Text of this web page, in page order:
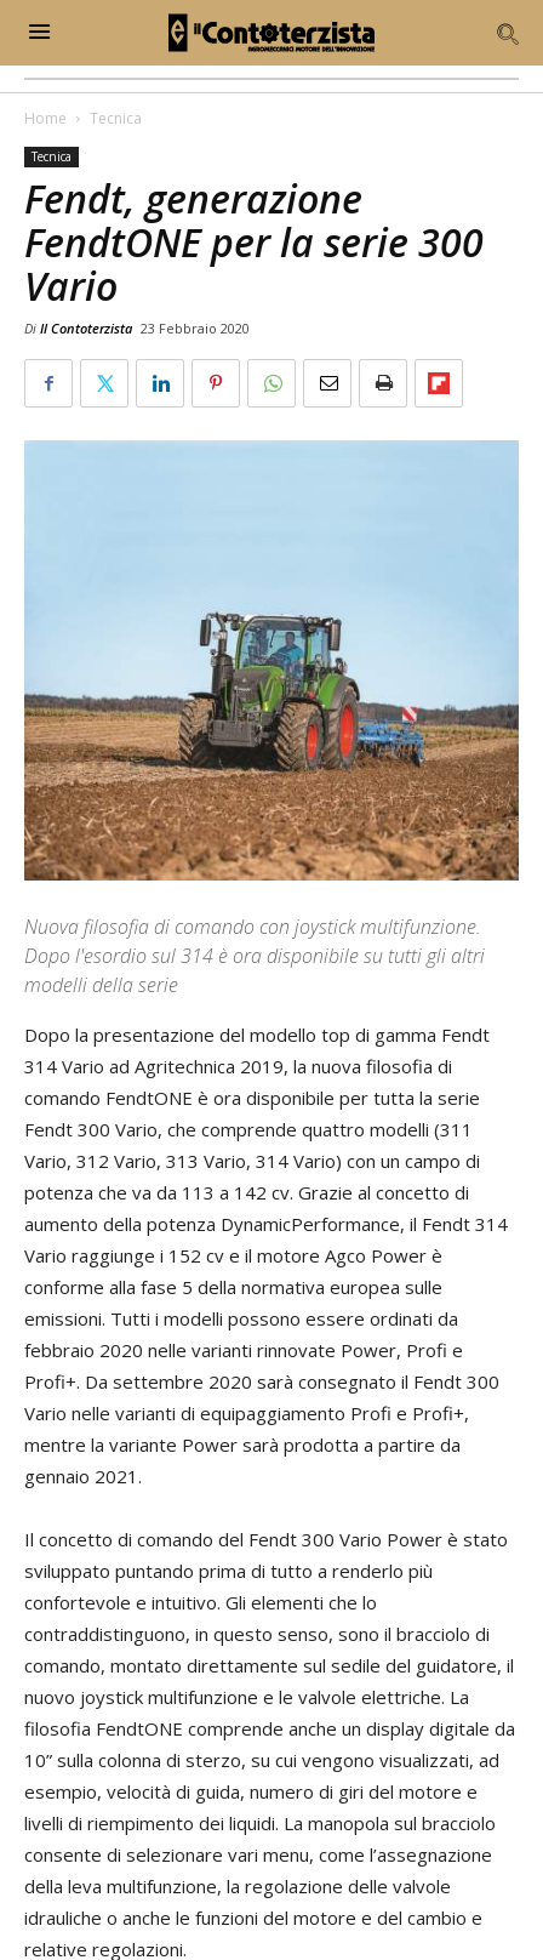
Home Tecnica
Tecnica
Fendt, generazione
FendtONE per la serie 300
Vario
Di Il Contoterzista 23 Febbraio 2020
Nuova filosofia di comando con joystick multifunzione.
Dopo l'esordio sul 314 è ora disponibile su tutti gli altri
modelli della serie
Dopo la presentazione del modello top di gamma Fendt
314 Vario ad Agritechnica 2019, la nuova filosofia di
comando FendtONE è ora disponibile per tutta la serie
Fendt 300 Vario, che comprende quattro modelli (311
Vario, 312 Vario, 313 Vario, 314 Vario) con un campo di
potenza che va da 113 a 142 cv. Grazie al concetto di
aumento della potenza DynamicPerformance, il Fendt 314
Vario raggiunge i 152 cv e il motore Agco Power è
conforme alla fase 5 della normativa europea sulle
emissioni. Tutti i modelli possono essere ordinati da
febbraio 2020 nelle varianti rinnovate Power, Profi e
Profi+. Da settembre 2020 sarà consegnato il Fendt 300
Vario nelle varianti di equipaggiamento Profi e Profi+,
mentre la variante Power sarà prodotta a partire da
gennaio 2021.
Il concetto di comando del Fendt 300 Vario Power è stato
sviluppato puntando prima di tutto a renderlo più
confortevole e intuitivo. Gli elementi che lo
contraddistinguono, in questo senso, sono il bracciolo di
comando, montato direttamente sul sedile del guidatore, il
nuovo joystick multifunzione e le valvole elettriche. La
filosofia FendtONE comprende anche un display digitale da
10” sulla colonna di sterzo, su cui vengono visualizzati, ad
esempio, velocità di guida, numero di giri del motore e
livelli di riempimento dei liquidi. La manopola sul bracciolo
consente di selezionare vari menu, come l’assegnazione
della leva multifunzione, la regolazione delle valvole
idrauliche o anche le funzioni del motore e del cambio e
relative regolazioni.